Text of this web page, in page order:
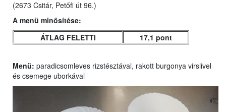
(2673 Csitár, Petőfi út 96.)
A menü minősítése:
ÁTLAG FELETTI
17,1 pont
Menü: paradicsomleves rizstésztával, rakott burgonya virslivel
és csemege uborkával